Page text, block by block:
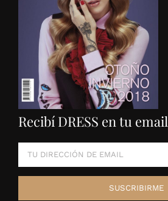
Recibí DRESS en tu email